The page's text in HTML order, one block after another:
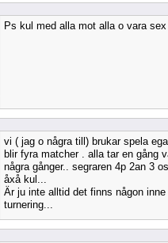
Ps kul med alla mot alla o vara
vi ( jag o några till) brukar spela
blir fyra matcher . alla tar en gång
några gånger.. segraren 4p 2an 3
åxå kul...
Är ju inte alltid det finns någon
turnering...